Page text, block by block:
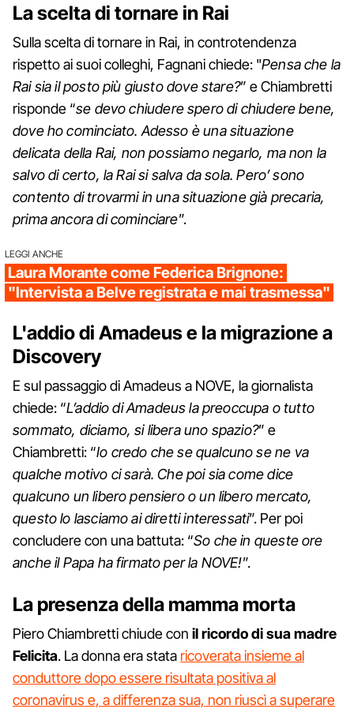
La scelta di tornare in Rai
Sulla scelta di tornare in Rai, in controtendenza
rispetto ai suoi colleghi, Fagnani chiede: "Pensa che la
Rai sia il posto più giusto dove stare?” e Chiambretti
risponde “se devo chiudere spero di chiudere bene,
dove ho cominciato. Adesso è una situazione
delicata della Rai, non possiamo negarlo, ma non la
salvo di certo, la Rai si salva da sola. Pero’ sono
contento di trovarmi in una situazione già precaria,
prima ancora di cominciare”.
LEGGI ANCHE
Laura Morante come Federica Brignone:
"Intervista a Belve registrata e mai trasmessa"
L'addio di Amadeus e la migrazione a
Discovery
E sul passaggio di Amadeus a NOVE, la giornalista
chiede: “L’addio di Amadeus la preoccupa o tutto
sommato, diciamo, si libera uno spazio?” e
Chiambretti: “Io credo che se qualcuno se ne va
qualche motivo ci sarà. Che poi sia come dice
qualcuno un libero pensiero o un libero mercato,
questo lo lasciamo ai diretti interessati”. Per poi
concludere con una battuta: “So che in queste ore
anche il Papa ha firmato per la NOVE!”.
La presenza della mamma morta
Piero Chiambretti chiude con il ricordo di sua madre
Felicita. La donna era stata ricoverata insieme al
conduttore dopo essere risultata positiva al
coronavirus e, a differenza sua, non riuscì a superare